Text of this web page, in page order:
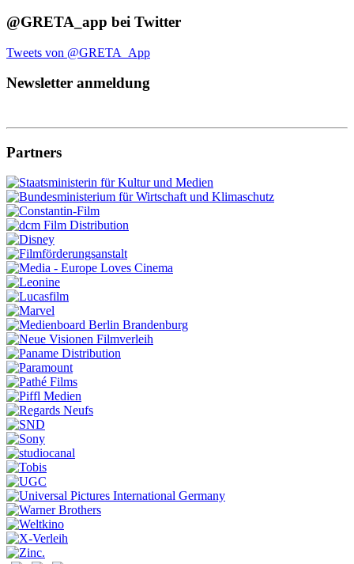
@GRETA_app bei Twitter
Tweets von @GRETA_App
Newsletter anmeldung
Partners